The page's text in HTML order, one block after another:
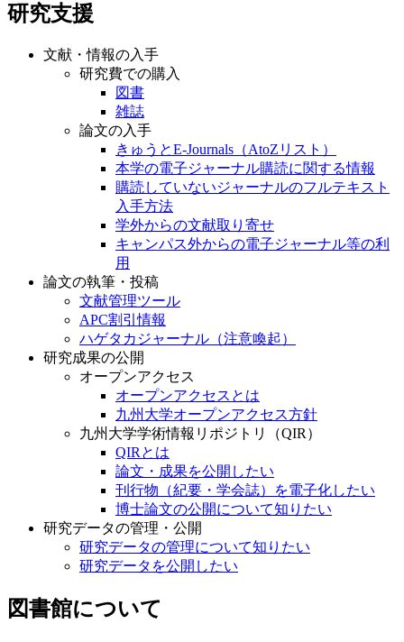
研究支援
文献・情報の入手
研究費での購入
図書
雑誌
論文の入手
きゅうとE-Journals（AtoZリスト）
本学の電子ジャーナル購読に関する情報
購読していないジャーナルのフルテキスト
入手方法
学外からの文献取り寄せ
キャンパス外からの電子ジャーナル等の利
用
論文の執筆・投稿
文献管理ツール
APC割引情報
ハゲタカジャーナル（注意喚起）
研究成果の公開
オープンアクセス
オープンアクセスとは
九州大学オープンアクセス方針
九州大学学術情報リポジトリ（QIR）
QIRとは
論文・成果を公開したい
刊行物（紀要・学会誌）を電子化したい
博士論文の公開について知りたい
研究データの管理・公開
研究データの管理について知りたい
研究データを公開したい
図書館について